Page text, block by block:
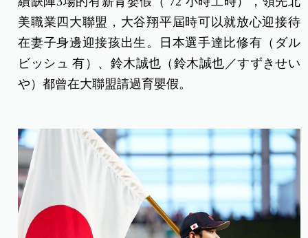
美職業四大聯盟，大谷翔平屆時可以就放心迎接待
在妻子身邊迎接孩出生。日本選手達比修有（ ダル
ビッシュ 有 ）、鈴木誠也（鈴木誠也／すずきせい
や ）都曾在大聯盟請過育嬰假。